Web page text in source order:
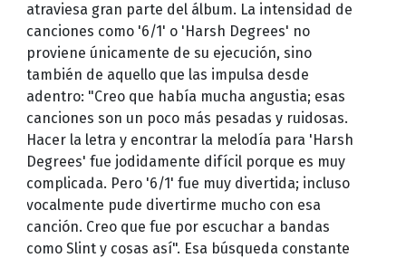
atraviesa gran parte del álbum. La intensidad de
canciones como '6/1' o 'Harsh Degrees' no
proviene únicamente de su ejecución, sino
también de aquello que las impulsa desde
adentro: "Creo que había mucha angustia; esas
canciones son un poco más pesadas y ruidosas.
Hacer la letra y encontrar la melodía para 'Harsh
Degrees' fue jodidamente difícil porque es muy
complicada. Pero '6/1' fue muy divertida; incluso
vocalmente pude divertirme mucho con esa
canción. Creo que fue por escuchar a bandas
como Slint y cosas así". Esa búsqueda constante